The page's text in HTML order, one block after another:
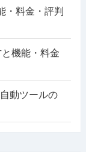
・料金・評判
機能・料金
動ツールの